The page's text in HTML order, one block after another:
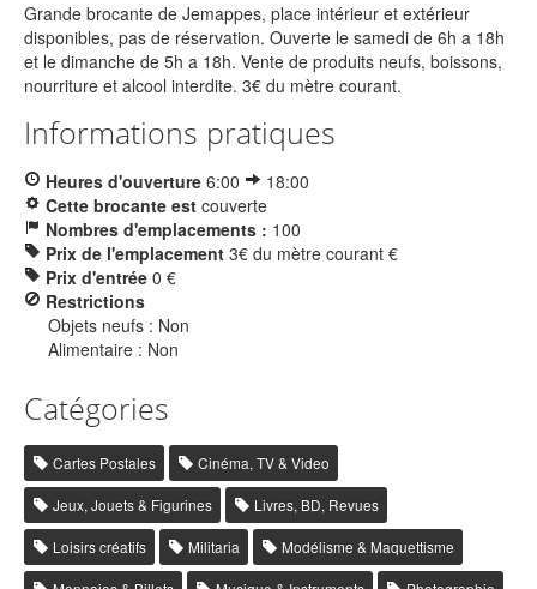
Grande brocante de Jemappes, place intérieur et extérieur
disponibles, pas de réservation. Ouverte le samedi de 6h a 18h
et le dimanche de 5h a 18h. Vente de produits neufs, boissons,
nourriture et alcool interdite. 3€ du mètre courant.
Informations pratiques
Heures d'ouverture 6:00
18:00
Cette brocante est couverte
Nombres d'emplacements : 100
Prix de l'emplacement 3€ du mètre courant €
Prix d'entrée 0 €
Restrictions
Objets neufs : Non
Alimentaire : Non
Catégories
Cartes Postales Cinéma, TV & Video
Jeux, Jouets & Figurines Livres, BD, Revues
Loisirs créatifs Militaria Modélisme & Maquettisme